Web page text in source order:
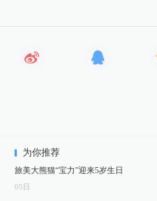
为你推荐
旅美大熊猫“宝力”迎来5岁生日
05 日